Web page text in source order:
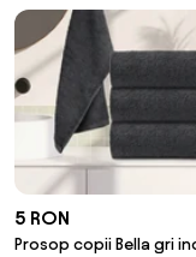
5 RON
Prosop copii Bella gri